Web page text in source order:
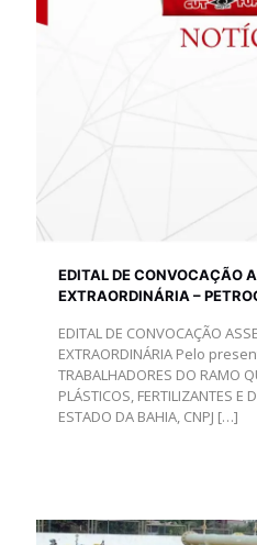
EDITAL DE CONVOCAÇÃO
EXTRAORDINÁRIA –
EDITAL DE CONVOCAÇÃO
EXTRAORDINÁRIA Pelo
TRABALHADORES DO RAMO
PLÁSTICOS, FERTILIZANTES E
ESTADO DA BAHIA, CNPJ […]